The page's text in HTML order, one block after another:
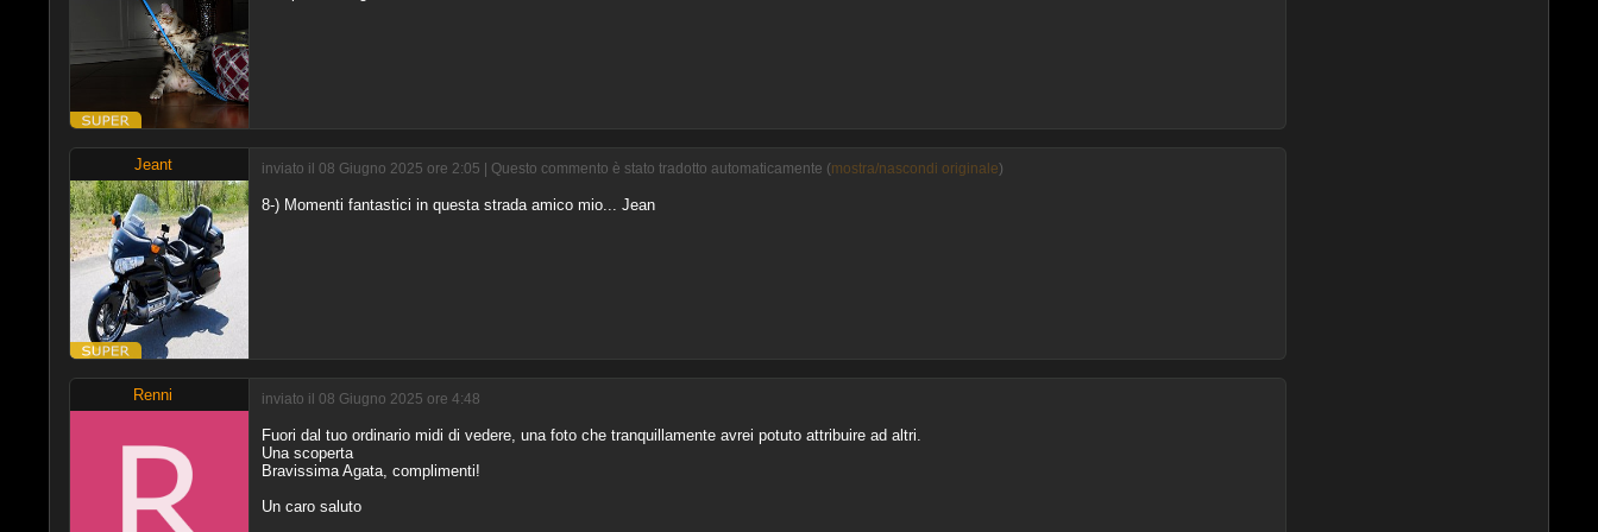
Jeant inviato il 08 Giugno 2025 ore 2:05 | Questo commento è stato tradotto automaticamente (mostra/nascondi originale)
8-) Momenti fantastici in questa strada amico mio... Jean
Renni inviato il 08 Giugno 2025 ore 4:48
Fuori dal tuo ordinario midi di vedere, una foto che tranquillamente avrei potuto attribuire ad altri.
Una scoperta
Bravissima Agata, complimenti!
Un caro saluto